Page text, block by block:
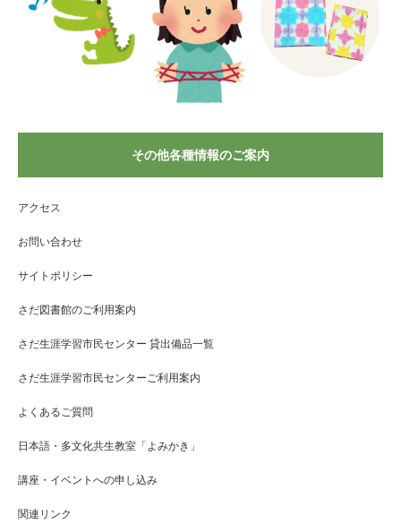
その他各種情報のご案内
アクセス
お問い合わせ
サイトポリシー
さだ図書館のご利用案内
さだ生涯学習市民センター 貸出備品一覧
さだ生涯学習市民センターご利用案内
よくあるご質問
日本語・多文化共生教室「よみかき」
講座・イベントへの申し込み
関連リンク